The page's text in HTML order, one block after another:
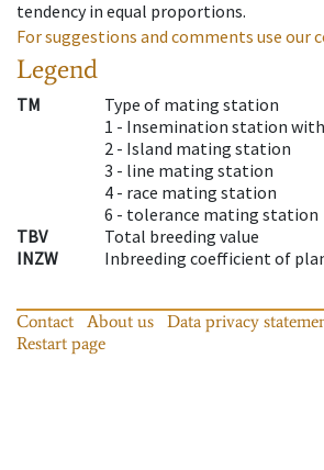
tendency in equal proportions.
For suggestions and comments use our
Legend
TM
Type of mating station
1 - Insemination station with
2 - Island mating station
3 - line mating station
4 - race mating station
6 - tolerance mating station
TBV
Total breeding value
INZW
Inbreeding coefficient of
Contact About us Data privacy
Restart page